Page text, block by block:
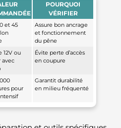
POURQUOI
VÉRIFIER
et 45
Assure bon ancrage
et fonctionnement
du pêne
12V ou
avec
Évite perte d’accès
en coupure
pour
Garantit durabilité
en milieu fréquenté